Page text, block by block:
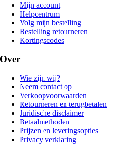
Mijn account
Helpcentrum
Volg mijn bestelling
Bestelling retourneren
Kortingscodes
Over
Wie zijn wij?
Neem contact op
Verkoopvoorwaarden
Retourneren en terugbetalen
Juridische disclaimer
Betaalmethoden
Prijzen en leveringsopties
Privacy verklaring